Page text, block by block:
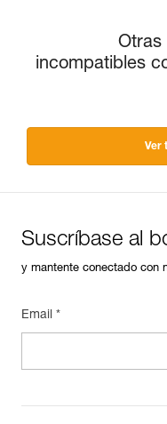
Otras
incompatibles
Ver
Suscríbase al
y mantente conectado con
Email *